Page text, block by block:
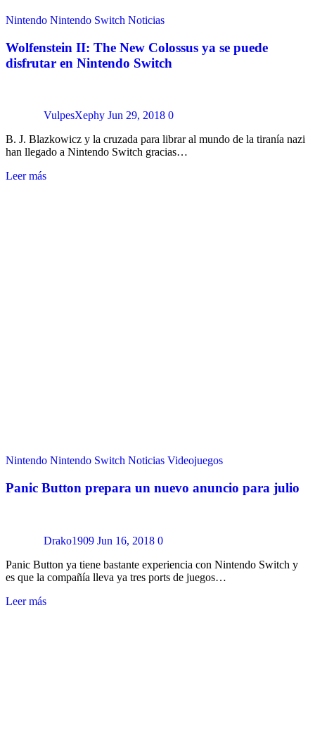
Nintendo Nintendo Switch Noticias
Wolfenstein II: The New Colossus ya se puede
disfrutar en Nintendo Switch
VulpesXephy Jun 29, 2018 0
B. J. Blazkowicz y la cruzada para librar al mundo de la tiranía nazi
han llegado a Nintendo Switch gracias…
Leer más
Nintendo Nintendo Switch Noticias Videojuegos
Panic Button prepara un nuevo anuncio para julio
Drako1909 Jun 16, 2018 0
Panic Button ya tiene bastante experiencia con Nintendo Switch y
es que la compañía lleva ya tres ports de juegos…
Leer más